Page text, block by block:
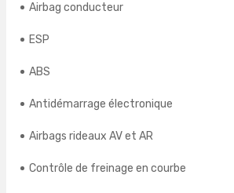
Airbag conducteur
ESP
ABS
Antidémarrage électronique
Airbags rideaux AV et AR
Contrôle de freinage en courbe